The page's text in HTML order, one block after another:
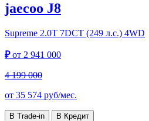
jaecoo J8
Supreme 2.0T 7DCT (249 л.с.) 4WD
₽от 2 941 000
4 199 000
от 35 574 руб/мес.
В Trade-in В Кредит